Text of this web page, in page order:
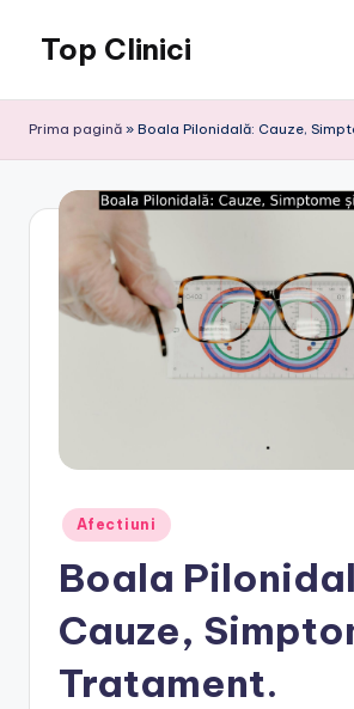
content
Top Clinici
Prima pagină » Boala Pilonidală: Cauze,
Posted
in
Afectiuni
Boala
Cauze,
Tratament.